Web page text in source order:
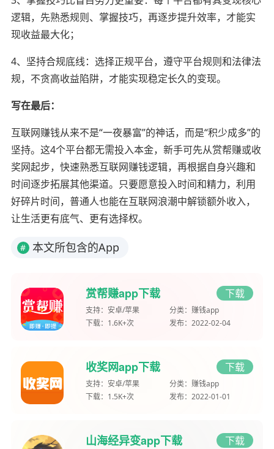
逻辑，先熟悉规则、掌握技巧，再逐步提升效率，才能实
现收益最大化；
4、坚持合规底线：选择正规平台，遵守平台规则和法律法
规，不贪高收益陷阱，才能实现稳定长久的变现。
写在最后：
互联网赚钱从来不是“一夜暴富”的神话，而是“积少成多”的
坚持。这4个平台都无需投入本金，新手可先从赏帮赚或收
奖网起步，快速熟悉互联网赚钱逻辑，再根据自身兴趣和
时间逐步拓展其他渠道。只要愿意投入时间和精力，利用
好碎片时间，普通人也能在互联网浪潮中解锁额外收入，
让生活更有底气、更有选择权。
# 本文所包含的App
赏帮赚app下载 下载
支持： 安卓/苹果 分类： 赚钱app
下载： 1.6K+次 发布： 2022-02-04
收奖网app下载 下载
支持： 安卓/苹果 分类： 赚钱app
下载： 1.5K+次 发布： 2022-01-01
山海经异变app下载 下载